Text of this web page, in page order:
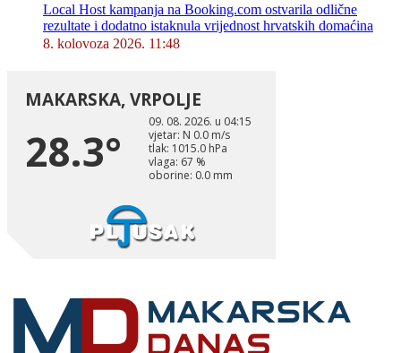
Local Host kampanja na Booking.com ostvarila odlične
rezultate i dodatno istaknula vrijednost hrvatskih domaćina
8. kolovoza 2026. 11:48